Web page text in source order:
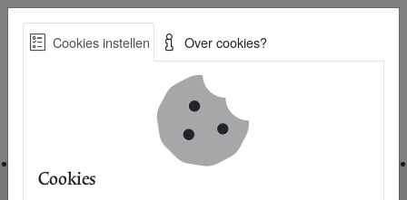
Skip
Best Practices voor een duurzame toekomst
Cookies instellen Over cookies?
Cookies